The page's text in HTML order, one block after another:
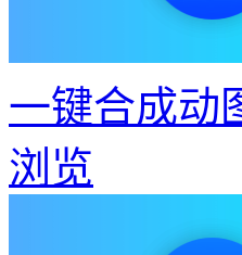
一键合成动
浏览